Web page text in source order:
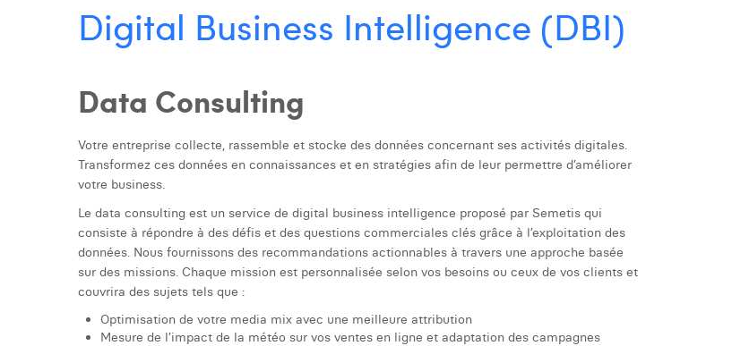
Digital Business Intelligence (DBI)
Data Consulting
Votre entreprise collecte, rassemble et stocke des données concernant ses activités digitales.
Transformez ces données en connaissances et en stratégies afin de leur permettre d’améliorer
votre business.
Le data consulting est un service de digital business intelligence proposé par Semetis qui
consiste à répondre à des défis et des questions commerciales clés grâce à l’exploitation des
données. Nous fournissons des recommandations actionnables à travers une approche basée
sur des missions. Chaque mission est personnalisée selon vos besoins ou ceux de vos clients et
couvrira des sujets tels que :
Optimisation de votre media mix avec une meilleure attribution
Mesure de l’impact de la météo sur vos ventes en ligne et adaptation des campagnes